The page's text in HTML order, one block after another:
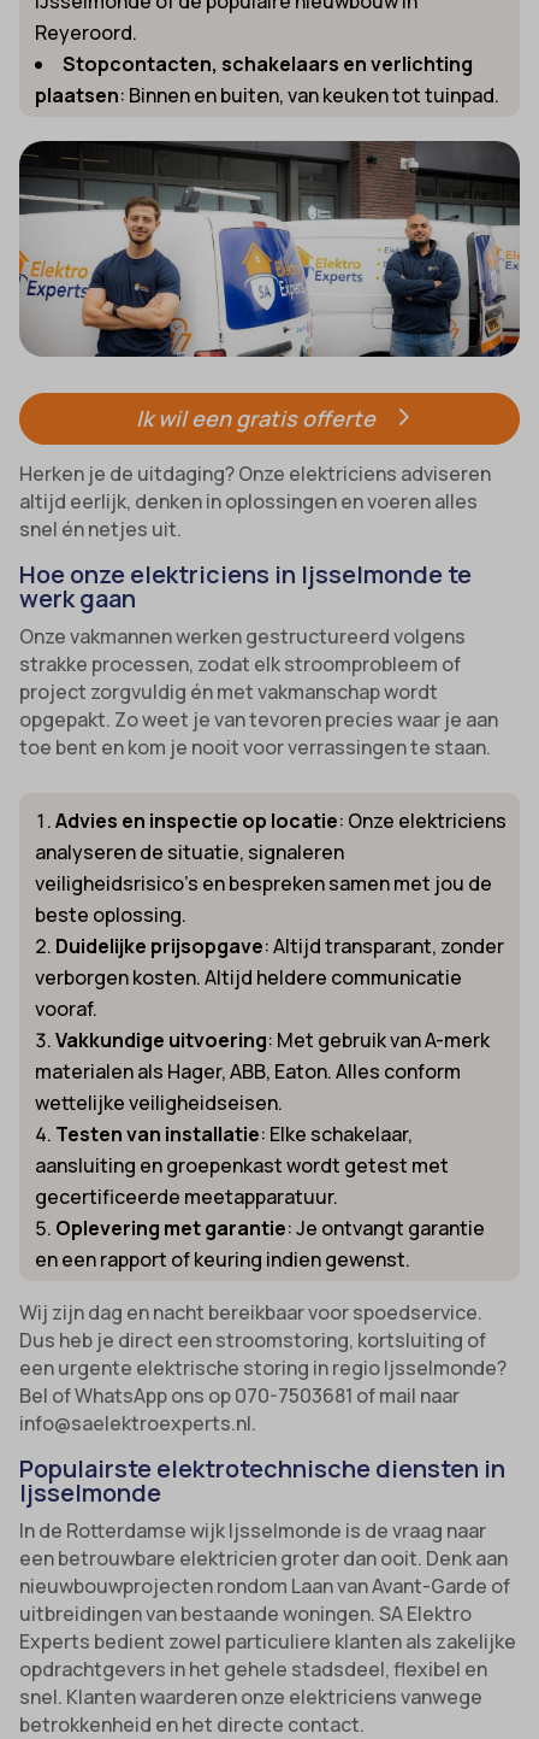
Reyeroord.
Stopcontacten, schakelaars en verlichting
plaatsen: Binnen en buiten, van keuken tot tuinpad.
Ik wil een gratis offerte
Herken je de uitdaging? Onze elektriciens adviseren
altijd eerlijk, denken in oplossingen en voeren alles
snel én netjes uit.
Hoe onze elektriciens in Ijsselmonde te
werk gaan
Onze vakmannen werken gestructureerd volgens
strakke processen, zodat elk stroomprobleem of
project zorgvuldig én met vakmanschap wordt
opgepakt. Zo weet je van tevoren precies waar je aan
toe bent en kom je nooit voor verrassingen te staan.
Advies en inspectie op locatie: Onze elektriciens
analyseren de situatie, signaleren
veiligheidsrisico’s en bespreken samen met jou de
beste oplossing.
Duidelijke prijsopgave: Altijd transparant, zonder
verborgen kosten. Altijd heldere communicatie
vooraf.
Vakkundige uitvoering: Met gebruik van A-merk
materialen als Hager, ABB, Eaton. Alles conform
wettelijke veiligheidseisen.
Testen van installatie: Elke schakelaar,
aansluiting en groepenkast wordt getest met
gecertificeerde meetapparatuur.
Oplevering met garantie: Je ontvangt garantie
en een rapport of keuring indien gewenst.
Wij zijn dag en nacht bereikbaar voor spoedservice.
Dus heb je direct een stroomstoring, kortsluiting of
een urgente elektrische storing in regio Ijsselmonde?
Bel of WhatsApp ons op 070-7503681 of mail naar
info@saelektroexperts.nl.
Populairste elektrotechnische diensten in
Ijsselmonde
In de Rotterdamse wijk Ijsselmonde is de vraag naar
een betrouwbare elektricien groter dan ooit. Denk aan
nieuwbouwprojecten rondom Laan van Avant-Garde of
uitbreidingen van bestaande woningen. SA Elektro
Experts bedient zowel particuliere klanten als zakelijke
opdrachtgevers in het gehele stadsdeel, flexibel en
snel. Klanten waarderen onze elektriciens vanwege
betrokkenheid en het directe contact.